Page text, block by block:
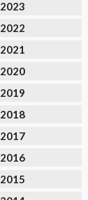
2023
2022
2021
2020
2019
2018
2017
2016
2015